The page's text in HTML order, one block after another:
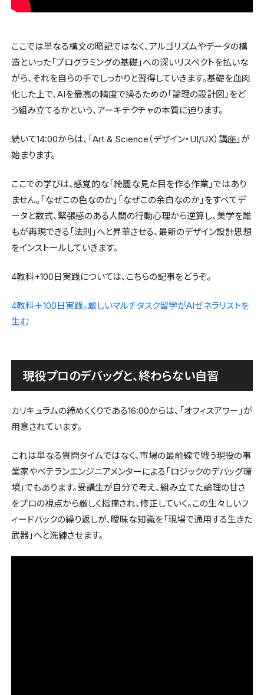
ここでは単なる構文の暗記ではなく、アルゴリズムやデータの構
造といった「プログラミングの基礎」への深いリスペクトを払いな
がら、それを自らの手でしっかりと習得していきます。基礎を血肉
化した上で、AIを最高の精度で操るための「論理の設計図」をど
う組み立てるかという、アーキテクチャの本質に迫ります。
続いて14:00からは、「Art & Science（デザイン・UI/UX）講座」が
始まります。
ここでの学びは、感覚的な「綺麗な見た目を作る作業」ではあり
ません。「なぜこの色なのか」「なぜこの余白なのか」をすべてデ
ータと数式、緊張感のある人間の行動心理から逆算し、美学を誰
もが再現できる「法則」へと昇華させる、最新のデザイン設計思想
をインストールしていきます。
4教科+100日実践については、こちらの記事をどうぞ。
4教科＋100日実践。厳しいマルチタスク留学がAIゼネラリストを
生む
現役プロのデバッグと、終わらない自習
カリキュラムの締めくくりである16:00からは、「オフィスアワー」が
用意されています。
これは単なる質問タイムではなく、市場の最前線で戦う現役の事
業家やベテランエンジニアメンターによる「ロジックのデバッグ環
境」でもあります。受講生が自分で考え、組み立てた論理の甘さ
をプロの視点から厳しく指摘され、修正していく。この生々しいフ
ィードバックの繰り返しが、曖昧な知識を「現場で通用する生きた
武器」へと洗練させます。